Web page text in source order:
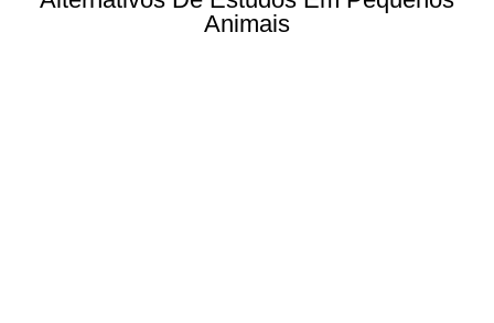
Animais